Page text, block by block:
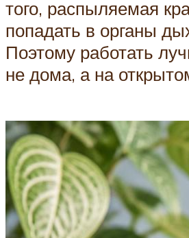
того, распыляемая
попадать в органы
Поэтому работать
не дома, а на